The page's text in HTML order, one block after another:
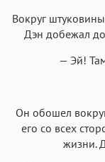
Вокруг
Дэн добежал
— Эй!
Он обошел
его со всех
жизни.